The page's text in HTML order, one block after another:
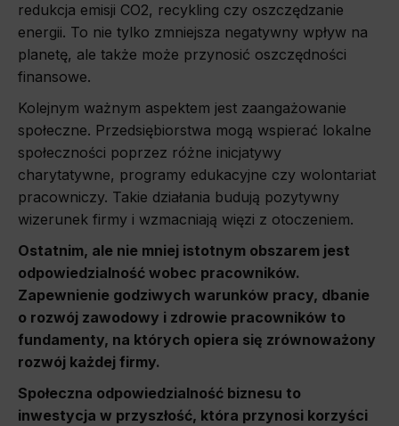
redukcja emisji CO2, recykling czy oszczędzanie
energii. To nie tylko zmniejsza negatywny wpływ na
planetę, ale także może przynosić oszczędności
finansowe.
Kolejnym ważnym aspektem jest zaangażowanie
społeczne. Przedsiębiorstwa mogą wspierać lokalne
społeczności poprzez różne inicjatywy
charytatywne, programy edukacyjne czy wolontariat
pracowniczy. Takie działania budują pozytywny
wizerunek firmy i wzmacniają więzi z otoczeniem.
Ostatnim, ale nie mniej istotnym obszarem jest
odpowiedzialność wobec pracowników.
Zapewnienie godziwych warunków pracy, dbanie
o rozwój zawodowy i zdrowie pracowników to
fundamenty, na których opiera się zrównoważony
rozwój każdej firmy.
Społeczna odpowiedzialność biznesu to
inwestycja w przyszłość, która przynosi korzyści